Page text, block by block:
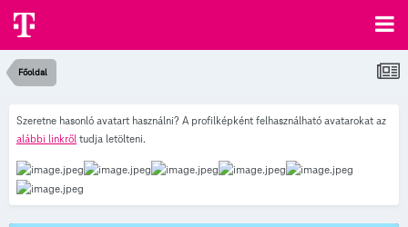
Főoldal
Szeretne hasonló avatart használni? A profilképként felhasználható avatarokat az
alábbi linkről tudja letölteni.